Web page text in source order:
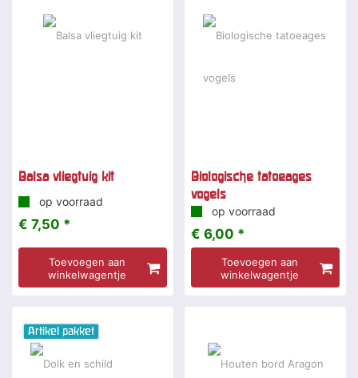
Balsa vliegtuig kit
op voorraad
€ 7,50 *
Toevoegen aan
winkelwagentje
Biologische tatoeages
vogels
op voorraad
€ 6,00 *
Toevoegen aan
winkelwagentje
Artikel pakket